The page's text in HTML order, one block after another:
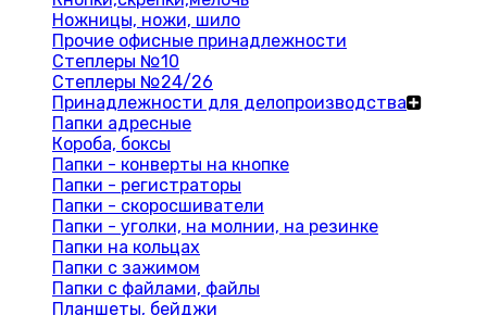
Ножницы, ножи, шило
Прочие офисные принадлежности
Степлеры №10
Степлеры №24/26
Принадлежности для делопроизводства
Папки адресные
Короба, боксы
Папки - конверты на кнопке
Папки - регистраторы
Папки - скоросшиватели
Папки - уголки, на молнии, на резинке
Папки на кольцах
Папки с зажимом
Папки с файлами, файлы
Планшеты, бейджи